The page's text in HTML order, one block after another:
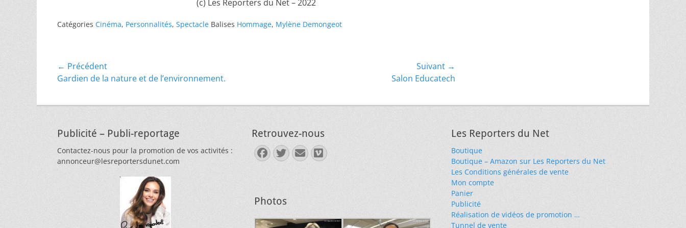
(c) Les Reporters du Net – 2022
Catégories Cinéma, Personnalités, Spectacle Balises Hommage, Mylène Demongeot
Navigation
de
l’article
← Précédent
Article
Gardien de la nature et de l’environnement.
Suivant →
Salon Educatech
Publicité – Publi-reportage
Contactez-nous pour la promotion de vos activités :
annonceur@lesreportersdunet.com
Retrouvez-nous
Facebook
Twitter
E-
mail
Vimeo
Photos
Les Reporters du Net
Boutique
Boutique – Amazon sur Les Reporters du Net
Les Conditions générales de vente
Mon compte
Panier
Publicité
Réalisation de vidéos de promotion …
Tunnel de vente